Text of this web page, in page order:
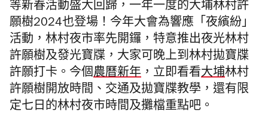
等新春活動盛大回歸，一年一度的大埔林村許
願樹2024也登場！今年大會為響應「夜繽紛」
活動，林村夜市率先開鑼，特意推出夜光林村
許願樹及發光寶牒，大家可晚上到林村拋寶牒
許願打卡。今個農曆新年 ， 立即看看大埔林村
許願樹開放時間、交通及拋寶牒教學，還有限
定七日的林村夜市時間及攤檔重點吧。